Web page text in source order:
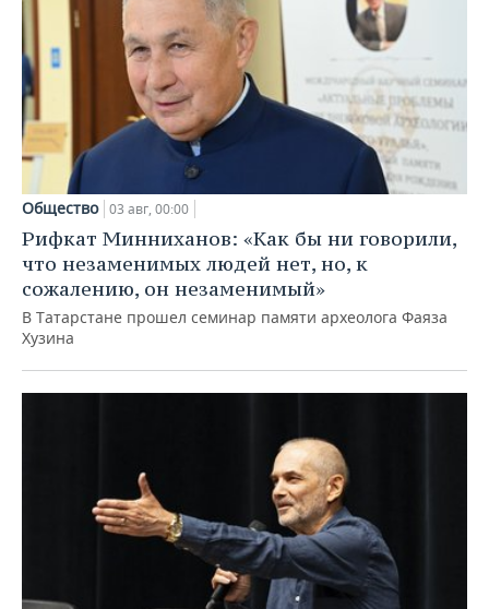
Общество 03 авг, 00:00
Рифкат Минниханов: «Как бы ни говорили,
что незаменимых людей нет, но, к
сожалению, он незаменимый»
В Татарстане прошел семинар памяти археолога Фаяза
Хузина